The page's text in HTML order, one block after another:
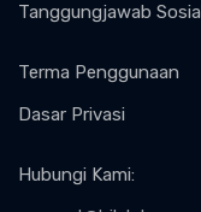
Tanggungjawab Sosial
Terma Penggunaan
Dasar Privasi
Hubungi Kami: